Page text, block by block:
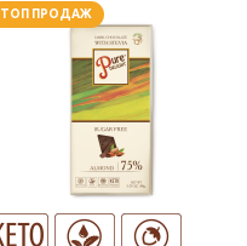
ТОП ПРОДАЖ